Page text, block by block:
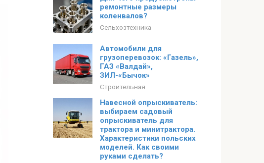
ремонтные размеры
коленвалов?
Сельхозтехника
Автомобили для
грузоперевозок: «Газель»,
ГАЗ «Валдай»,
ЗИЛ-«Бычок»
Строительная
Навесной опрыскиватель:
выбираем садовый
опрыскиватель для
трактора и минитрактора.
Характеристики польских
моделей. Как своими
руками сделать?